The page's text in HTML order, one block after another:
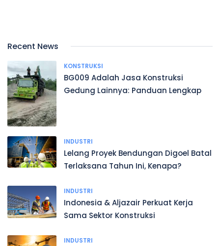
Recent News
KONSTRUKSI
BG009 Adalah Jasa Konstruksi
Gedung Lainnya: Panduan Lengkap
INDUSTRI
Lelang Proyek Bendungan Digoel Batal
Terlaksana Tahun Ini, Kenapa?
INDUSTRI
Indonesia & Aljazair Perkuat Kerja
Sama Sektor Konstruksi
INDUSTRI